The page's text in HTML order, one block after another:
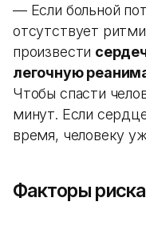
— Если больной
отсутствует
произвести
легочную
Чтобы спасти
минут. Если
время, человеку
Факторы